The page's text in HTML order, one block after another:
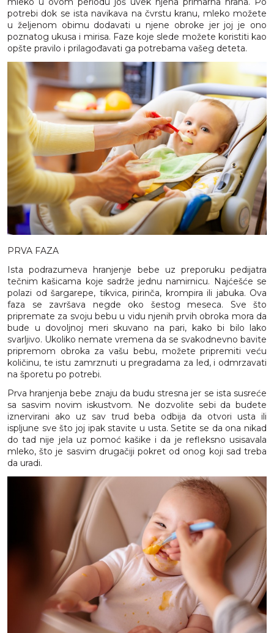
potrebi dok se ista navikava na čvrstu kranu, mleko možete
u željenom obimu dodavati u njene obroke jer joj je ono
poznatog ukusa i mirisa. Faze koje slede možete koristiti kao
opšte pravilo i prilagođavati ga potrebama vašeg deteta.
PRVA FAZA
Ista podrazumeva hranjenje bebe uz preporuku pedijatra
tečnim kašicama koje sadrže jednu namirnicu. Najćešće se
polazi od šargarepe, tikvica, pirinča, krompira ili jabuka. Ova
faza se završava negde oko šestog meseca. Sve što
pripremate za svoju bebu u vidu njenih prvih obroka mora da
bude u dovoljnoj meri skuvano na pari, kako bi bilo lako
svarljivo. Ukoliko nemate vremena da se svakodnevno bavite
pripremom obroka za vašu bebu, možete pripremiti veću
količinu, te istu zamrznuti u pregradama za led, i odmrzavati
na šporetu po potrebi.
Prva hranjenja bebe znaju da budu stresna jer se ista susreće
sa sasvim novim iskustvom. Ne dozvolite sebi da budete
iznervirani ako uz sav trud beba odbija da otvori usta ili
ispljune sve što joj ipak stavite u usta. Setite se da ona nikad
do tad nije jela uz pomoć kašike i da je refleksno usisavala
mleko, što je sasvim drugačiji pokret od onog koji sad treba
da uradi.